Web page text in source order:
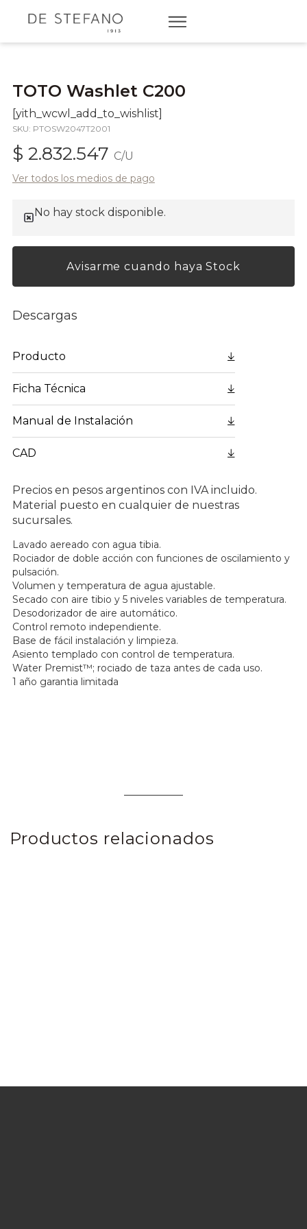
Lavado aereado con agua tibia.
Rociador de doble acción con funciones de oscilamiento y
pulsación.
Volumen y temperatura de agua ajustable.
Secado con aire tibio y 5 niveles variables de temperatura.
Desodorizador de aire automático.
Control remoto independiente.
Base de fácil instalación y limpieza.
Asiento templado con control de temperatura.
Water Premist™; rociado de taza antes de cada uso.
1 año garantia limitada
TOTO Washlet C200
[yith_wcwl_add_to_wishlist]
SKU: PTOSW2047T2001
$ 2.832.547 C/U
Ver todos los medios de pago
No hay stock disponible.
Avisarme cuando haya Stock
Descargas
Producto
Ficha Técnica
Manual de Instalación
CAD
Precios en pesos argentinos con IVA incluido.
Material puesto en cualquier de nuestras
sucursales.
Productos relacionados